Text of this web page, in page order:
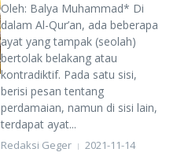
Oleh: Balya Muhammad* Di
dalam Al-Qur’an, ada beberapa
ayat yang tampak (seolah)
bertolak belakang atau
kontradiktif. Pada satu sisi,
berisi pesan tentang
perdamaian, namun di sisi lain,
terdapat ayat...
Redaksi Geger 2021-11-14